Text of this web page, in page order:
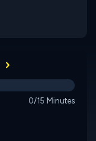
0/15 Minutes